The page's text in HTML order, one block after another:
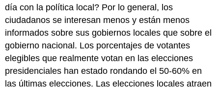
día con la política local? Por lo general, los
ciudadanos se interesan menos y están menos
informados sobre sus gobiernos locales que sobre el
gobierno nacional. Los porcentajes de votantes
elegibles que realmente votan en las elecciones
presidenciales han estado rondando el 50-60% en
las últimas elecciones. Las elecciones locales atraen